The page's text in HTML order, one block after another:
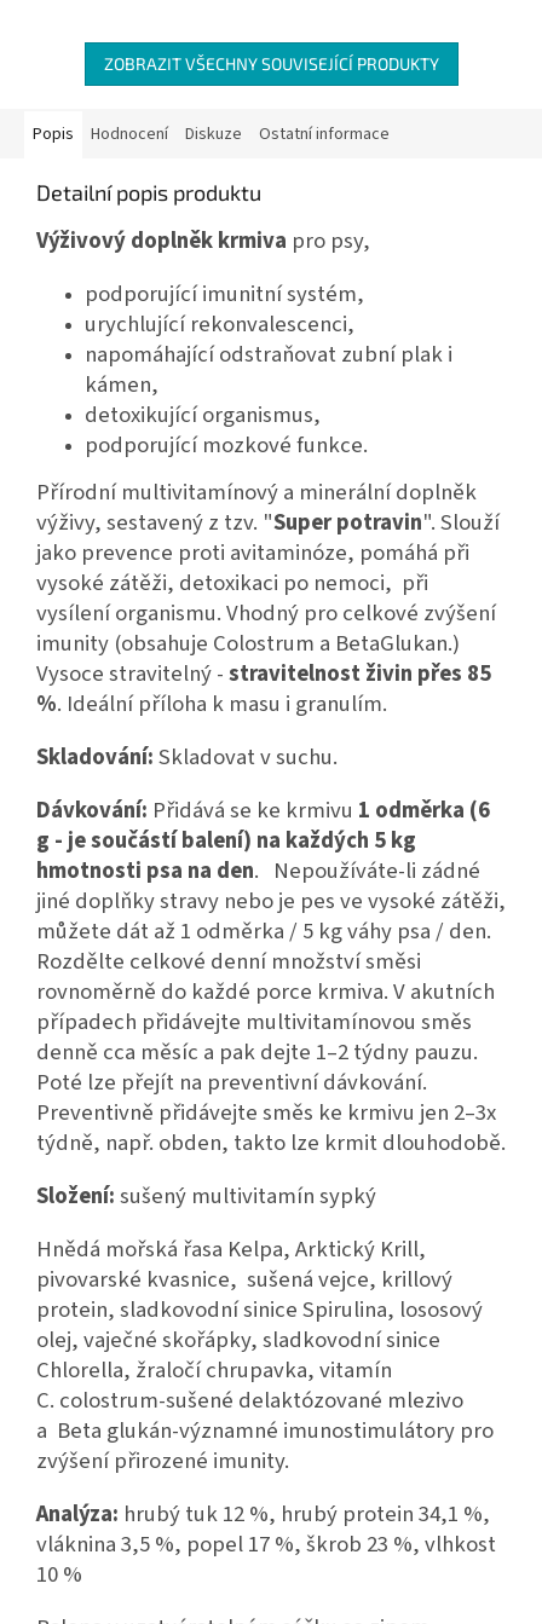
ZOBRAZIT VŠECHNY SOUVISEJÍCÍ PRODUKTY
Popis Hodnocení Diskuze Ostatní informace
Detailní popis produktu
Výživový doplněkkrmiva pro psy,
podporující imunitní systém,
urychlující rekonvalescenci,
napomáhající odstraňovat zubní plak i
kámen,
detoxikující organismus,
podporující mozkové funkce.
Přírodní multivitamínový a minerální doplněk
výživy, sestavený z tzv. "Super potravin". Slouží
jako prevence proti avitaminóze, pomáhá při
vysoké zátěži, detoxikaci po nemoci, při
vysílení organismu. Vhodný pro celkové zvýšení
imunity (obsahuje Colostrum a BetaGlukan.)
Vysoce stravitelný -stravitelnost živin přes 85
%. Ideální příloha k masu i granulím.
Skladování:Skladovat v suchu.
Dávkování: Přidává se ke krmivu 1 odměrka (6
g - je součástí balení) na každých 5 kg
hmotnosti psa na den. Nepoužíváte-li zádné
jiné doplňky stravy nebo je pes ve vysoké zátěži,
můžete dát až 1 odměrka / 5 kg váhy psa / den.
Rozdělte celkové denní množství směsi
rovnoměrně do každé porce krmiva. V akutních
případech přidávejte multivitamínovou směs
denně cca měsíc a pak dejte 1–⁠2 týdny pauzu.
Poté lze přejít na preventivní dávkování.
Preventivně přidávejte směs ke krmivu jen 2–⁠3x
týdně, např. obden, takto lze krmit dlouhodobě.
Složení:sušený multivitamín sypký
Hnědá mořská řasa Kelpa, Arktický Krill,
pivovarské kvasnice, sušená vejce, krillový
protein, sladkovodní sinice Spirulina, lososový
olej, vaječné skořápky, sladkovodní sinice
Chlorella, žraločí chrupavka, vitamín
C. colostrum-sušené delaktózované mlezivo
a Beta glukán-významné imunostimulátory pro
zvýšení přirozené imunity.
Analýza: hrubý tuk 12 %, hrubý protein 34,1 %,
vláknina 3,5 %, popel 17 %, škrob 23 %, vlhkost
10 %